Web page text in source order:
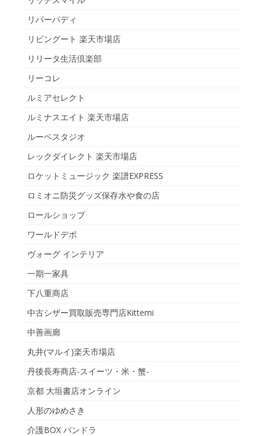
リバーパディ
リビングート 楽天市場店
リリータ生活倶楽部
リーコレ
ルミアセレクト
ルミナスエイト 楽天市場店
ルーペスタジオ
レックダイレクト 楽天市場店
ロケットミュージック 楽譜EXPRESS
ロミオニ防災グッズ保存水や食の店
ロールショップ
ワールドデポ
ヴォーグ インテリア
一期一家具
下八重商店
中古シザー買取販売専門店Kittemi
中善画廊
丸井(マルイ)楽天市場店
丹後長寿商店-スイーツ・米・蟹-
京都 大垣書店オンライン
人形のゆめさき
介護BOX パンドラ